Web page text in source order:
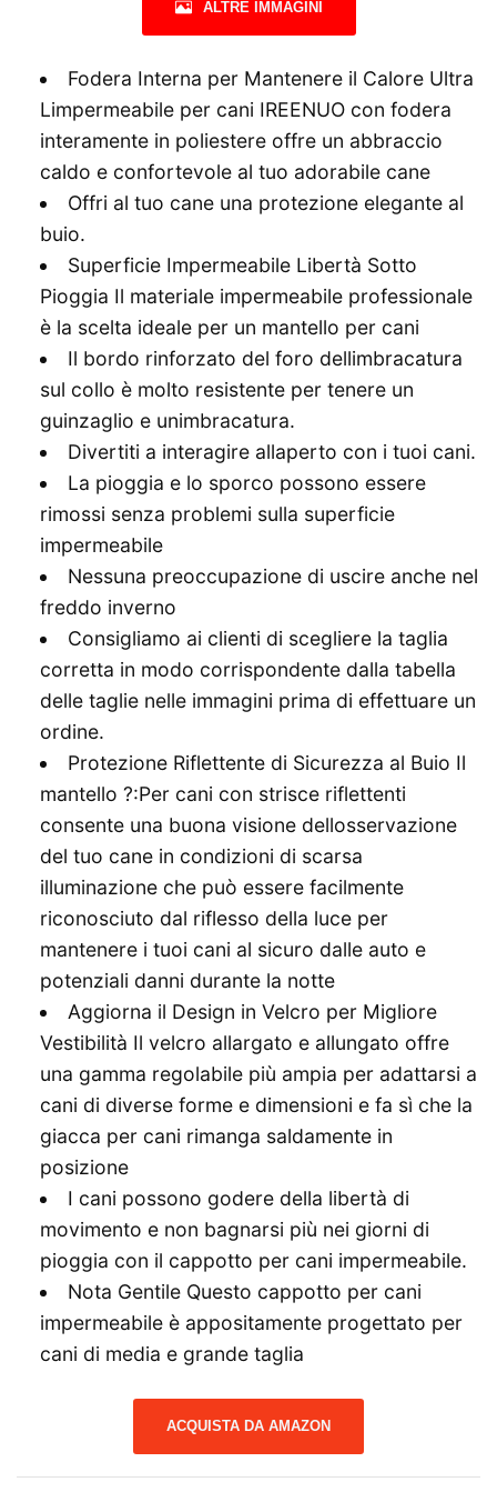
ALTRE IMMAGINI
Fodera Interna per Mantenere il Calore Ultra
Limpermeabile per cani IREENUO con fodera
interamente in poliestere offre un abbraccio
caldo e confortevole al tuo adorabile cane
Offri al tuo cane una protezione elegante al
buio.
Superficie Impermeabile Libertà Sotto
Pioggia Il materiale impermeabile professionale
è la scelta ideale per un mantello per cani
Il bordo rinforzato del foro dellimbracatura
sul collo è molto resistente per tenere un
guinzaglio e unimbracatura.
Divertiti a interagire allaperto con i tuoi cani.
La pioggia e lo sporco possono essere
rimossi senza problemi sulla superficie
impermeabile
Nessuna preoccupazione di uscire anche nel
freddo inverno
Consigliamo ai clienti di scegliere la taglia
corretta in modo corrispondente dalla tabella
delle taglie nelle immagini prima di effettuare un
ordine.
Protezione Riflettente di Sicurezza al Buio Il
mantello ?:Per cani con strisce riflettenti
consente una buona visione dellosservazione
del tuo cane in condizioni di scarsa
illuminazione che può essere facilmente
riconosciuto dal riflesso della luce per
mantenere i tuoi cani al sicuro dalle auto e
potenziali danni durante la notte
Aggiorna il Design in Velcro per Migliore
Vestibilità Il velcro allargato e allungato offre
una gamma regolabile più ampia per adattarsi a
cani di diverse forme e dimensioni e fa sì che la
giacca per cani rimanga saldamente in
posizione
I cani possono godere della libertà di
movimento e non bagnarsi più nei giorni di
pioggia con il cappotto per cani impermeabile.
Nota Gentile Questo cappotto per cani
impermeabile è appositamente progettato per
cani di media e grande taglia
ACQUISTA DA AMAZON